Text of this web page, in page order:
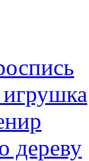
игрушка
дереву